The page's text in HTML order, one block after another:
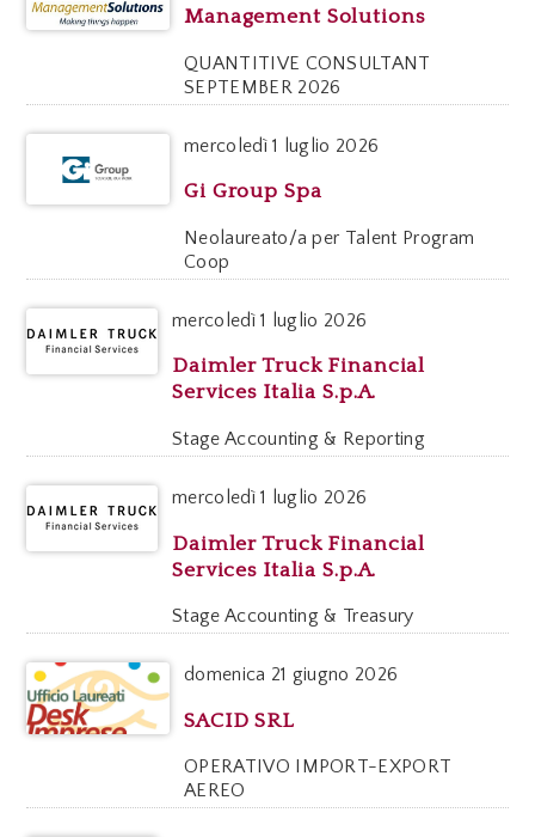
Management Solutions
QUANTITIVE CONSULTANT
SEPTEMBER 2026
mercoledì1 luglio 2026
Gi Group Spa
Neolaureato/a per Talent Program
Coop
mercoledì1 luglio 2026
Daimler Truck Financial
Services Italia S.p.A.
Stage Accounting & Reporting
mercoledì1 luglio 2026
Daimler Truck Financial
Services Italia S.p.A.
Stage Accounting & Treasury
domenica 21 giugno 2026
SACID SRL
OPERATIVO IMPORT-EXPORT
AEREO